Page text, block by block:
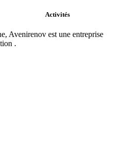
Activités
Avenirenov est une entreprise
.